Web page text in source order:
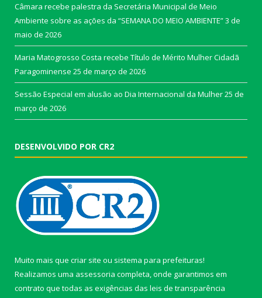
Câmara recebe palestra da Secretária Municipal de Meio
Ambiente sobre as ações da “SEMANA DO MEIO AMBIENTE”3 de
maio de 2026
Maria Matogrosso Costa recebe Título de Mérito Mulher Cidadã
Paragominense 25 de março de 2026
Sessão Especial em alusão ao Dia Internacional da Mulher25 de
março de 2026
DESENVOLVIDO POR CR2
Muito mais que criar site ou sistema para prefeituras!
Realizamos uma assessoria completa, onde garantimos em
contrato que todas as exigências das leis de transparência